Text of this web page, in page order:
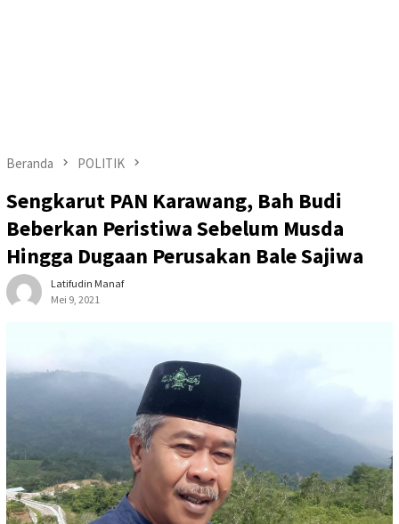
Beranda POLITIK
Sengkarut PAN Karawang, Bah Budi
Beberkan Peristiwa Sebelum Musda
Hingga Dugaan Perusakan Bale Sajiwa
Latifudin Manaf
Mei 9, 2021